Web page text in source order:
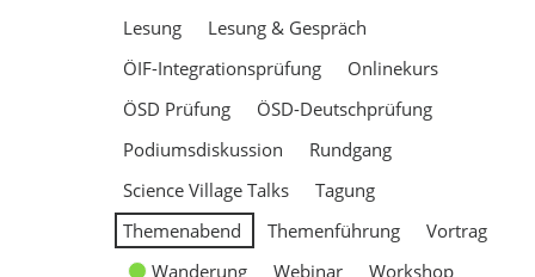
Lesung
Lesung & Gespräch
ÖIF-Integrationsprüfung
Onlinekurs
ÖSD Prüfung
ÖSD-Deutschprüfung
Podiumsdiskussion
Rundgang
Science Village Talks
Tagung
Themenabend
Themenführung
Vortrag
Wanderung
Webinar
Workshop